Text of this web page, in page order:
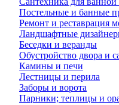
Постельные и банные
Ремонт и реставрация
Ландшафтные
Беседки и веранды
Обустройство двора и
Камины и печи
Лестницы и перила
Заборы и ворота
Парники; теплицы и